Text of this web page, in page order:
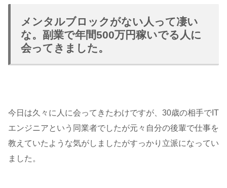
メンタルブロックがない人って凄い
な。副業で年間500万円稼いでる人に
会ってきました。
今日は久々に人に会ってきたわけですが、30歳の相手でIT
エンジニアという同業者でしたが元々自分の後輩で仕事を
教えていたような気がしましたがすっかり立派になってい
ました。